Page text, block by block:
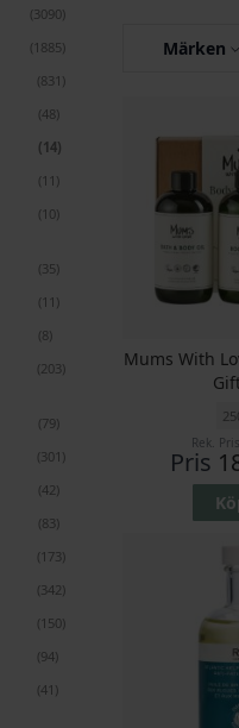
3090artiklar
1885artiklar
831 artiklar
48artiklar
14artiklar
11 artiklar
10artiklar
35artiklar
11 artiklar
8artiklar
203artiklar
79artiklar
301 artiklar
42artiklar
83artiklar
173artiklar
342artiklar
150artiklar
94artiklar
41 artiklar
Märken
Mums With
Rek. Pris
Pris